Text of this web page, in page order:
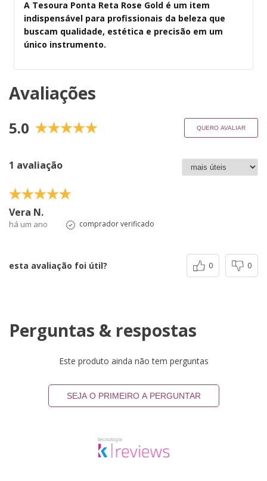
A Tesoura Ponta Reta Rose Gold é um item
indispensável para profissionais da beleza que
buscam qualidade, estética e precisão em um
único instrumento.
Avaliações
5.0 QUERO AVALIAR
1 avaliação
Vera N.
há um ano comprador verificado
esta avaliação foi útil? 0 0
Perguntas & respostas
Este produto ainda não tem perguntas
SEJA O PRIMEIRO A PERGUNTAR